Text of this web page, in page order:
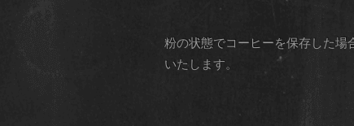
粉の状態でコーヒーを保存した場
いたします。